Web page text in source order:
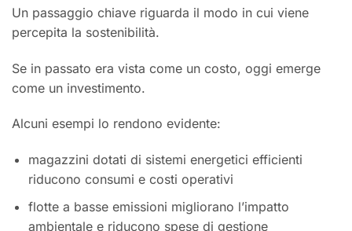
Un passaggio chiave riguarda il modo in cui viene
percepita la sostenibilità.
Se in passato era vista come un costo, oggi emerge
come un investimento.
Alcuni esempi lo rendono evidente:
magazzini dotati di sistemi energetici efficienti
riducono consumi e costi operativi
flotte a basse emissioni migliorano l’impatto
ambientale e riducono spese di gestione